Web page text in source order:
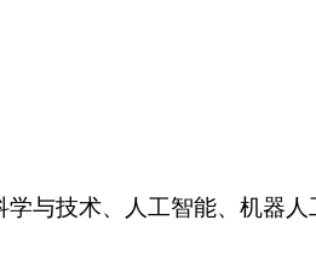
与技术、人工智能、机器人